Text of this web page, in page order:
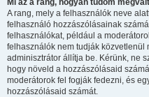
Mi az a rang, hogyan tudom
A rang, mely a felhasználók neve
felhasználó hozzászólásainak
felhasználókat, például a
felhasználók nem tudják közvetlenül
adminisztrátor állítja be. Kérünk, ne
hogy növeld a hozzászólásaid
moderátorok fel fogják fedezni, és
hozzászólásaid számát.